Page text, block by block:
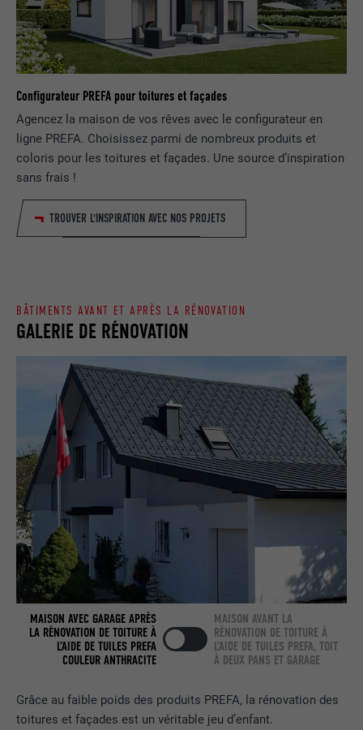
Configurateur PREFA pour toitures et façades
Agencez la maison de vos rêves avec le configurateur en
ligne PREFA. Choisissez parmi de nombreux produits et
coloris pour les toitures et façades. Une source d’inspiration
sans frais !
TROUVER L'INSPIRATION AVEC NOS PROJETS
Grâce au faible poids des produits PREFA, la rénovation des
toitures et façades est un véritable jeu d’enfant.
GALERIE DE RÉNOVATION
BÂTIMENTS AVANT ET APRÈS LA RÉNOVATION
MAISON AVEC GARAGE APRÈS
LA RÉNOVATION DE TOITURE À
L’AIDE DE TUILES PREFA
COULEUR ANTHRACITE
MAISON AVANT LA
RÉNOVATION DE TOITURE À
L’AIDE DE TUILES PREFA, TOIT
À DEUX PANS ET GARAGE
EXPIRATION 1 jour
UTILITÉ
Enregistre un identifiant unique utilisé
sur la manière dont l'utilisateur utilise le
site Internet.
NOM
contient aucun élément d'identification.
NOM lang
EXPIRATION Session
UTILITÉ
Enregistre la langue choisie par
EXPIRATION Session
UTILITÉ
Utilisé par LinkedIn lorsqu'un site
Internet contient une fenêtre « Suivez-
nous » intégrée.
NOM bcookie
FOURNISSEUR LinkedIn
EXPIRATION 2 ans
UTILITÉ
Utilisé par le service de réseau social
LinkedIn pour suivre l'utilisation de
services intégrés.
NOM bscookie
FOURNISSEUR LinkedIn
EXPIRATION 2 ans